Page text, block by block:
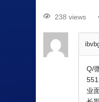
238 views
Q/
业